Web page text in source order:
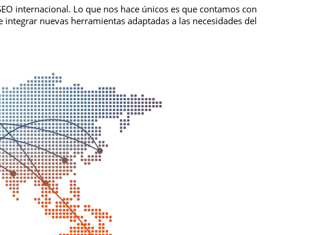
internacional. Lo que nos hace únicos es que contamos con
integrar nuevas herramientas adaptadas a las necesidades del